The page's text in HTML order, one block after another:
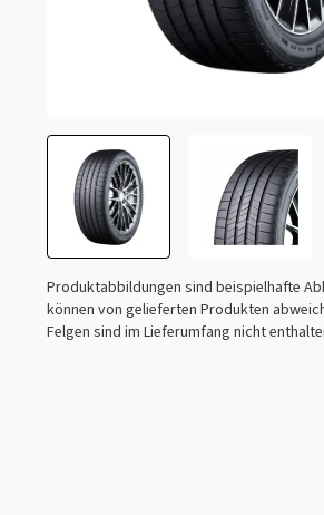
Produktabbildungen sind beispielhafte
können von gelieferten Produkten
Felgen sind im Lieferumfang nicht